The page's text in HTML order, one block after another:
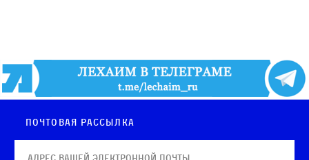
Почтовая рассылка